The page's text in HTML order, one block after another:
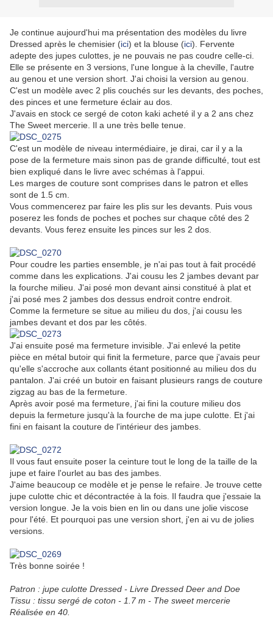
Je continue aujourd'hui ma présentation des modèles du livre
Dressed après le chemisier (ici) et la blouse (ici). Fervente
adepte des jupes culottes, je ne pouvais ne pas coudre celle-ci.
Elle se présente en 3 versions, l'une longue à la cheville, l'autre
au genou et une version short. J'ai choisi la version au genou.
C'est un modèle avec 2 plis couchés sur les devants, des poches,
des pinces et une fermeture éclair au dos.
J'avais en stock ce sergé de coton kaki acheté il y a 2 ans chez
The Sweet mercerie. Il a une très belle tenue.
C'est un modèle de niveau intermédiaire, je dirai, car il y a la
pose de la fermeture mais sinon pas de grande difficulté, tout est
bien expliqué dans le livre avec schémas à l'appui.
Les marges de couture sont comprises dans le patron et elles
sont de 1.5 cm.
Vous commencerez par faire les plis sur les devants. Puis vous
poserez les fonds de poches et poches sur chaque côté des 2
devants. Vous ferez ensuite les pinces sur les 2 dos.
Pour coudre les parties ensemble, je n'ai pas tout à fait procédé
comme dans les explications. J'ai cousu les 2 jambes devant par
la fourche milieu. J'ai posé mon devant ainsi constitué à plat et
j'ai posé mes 2 jambes dos dessus endroit contre endroit.
Comme la fermeture se situe au milieu du dos, j'ai cousu les
jambes devant et dos par les côtés.
J'ai ensuite posé ma fermeture invisible. J'ai enlevé la petite
pièce en métal butoir qui finit la fermeture, parce que j'avais peur
qu'elle s'accroche aux collants étant positionné au milieu dos du
pantalon. J'ai créé un butoir en faisant plusieurs rangs de couture
zigzag au bas de la fermeture.
Après avoir posé ma fermeture, j'ai fini la couture milieu dos
depuis la fermeture jusqu'à la fourche de ma jupe culotte. Et j'ai
fini en faisant la couture de l'intérieur des jambes.
Il vous faut ensuite poser la ceinture tout le long de la taille de la
jupe et faire l'ourlet au bas des jambes.
J'aime beaucoup ce modèle et je pense le refaire. Je trouve cette
jupe culotte chic et décontractée à la fois. Il faudra que j'essaie la
version longue. Je la vois bien en lin ou dans une jolie viscose
pour l'été. Et pourquoi pas une version short, j'en ai vu de jolies
versions.
Très bonne soirée !
Patron : jupe culotte Dressed - Livre Dressed Deer and Doe
Tissu : tissu sergé de coton - 1.7 m - The sweet mercerie
Réalisée en 40.